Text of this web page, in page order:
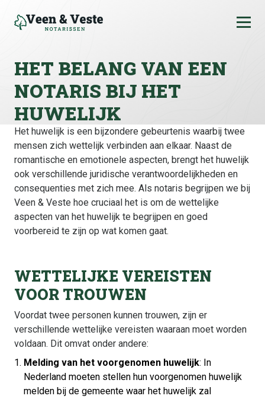
HET BELANG VAN EEN
NOTARIS BIJ HET
HUWELIJK
Het huwelijk is een bijzondere gebeurtenis waarbij twee
mensen zich wettelijk verbinden aan elkaar. Naast de
romantische en emotionele aspecten, brengt het huwelijk
ook verschillende juridische verantwoordelijkheden en
consequenties met zich mee. Als notaris begrijpen we bij
Veen & Veste hoe cruciaal het is om de wettelijke
aspecten van het huwelijk te begrijpen en goed
voorbereid te zijn op wat komen gaat.
WETTELIJKE VEREISTEN
VOOR TROUWEN
Voordat twee personen kunnen trouwen, zijn er
verschillende wettelijke vereisten waaraan moet worden
voldaan. Dit omvat onder andere:
Melding van het voorgenomen huwelijk: In
Nederland moeten stellen hun voorgenomen huwelijk
melden bij de gemeente waar het huwelijk zal